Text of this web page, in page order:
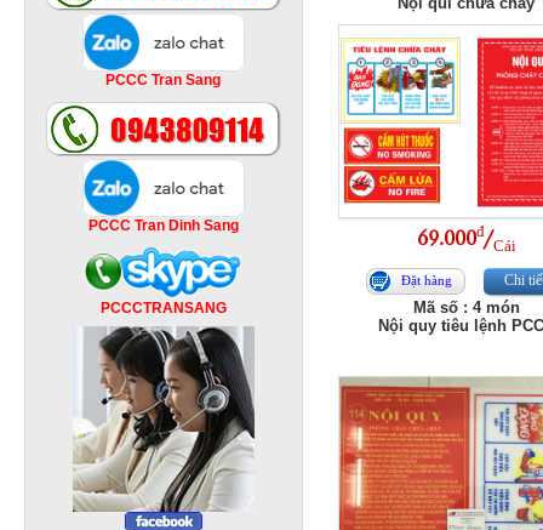
PCCC Tran Sang
PCCC Tran Dinh Sang
PCCCTRANSANG
69.000đ/Cái
Đặt hàng Chi
Mã số : 4 món
Nội quy tiêu lệnh